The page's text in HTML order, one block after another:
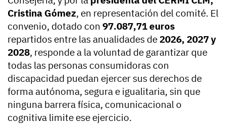
Cristina Gómez, en representación del comité. El
convenio, dotado con 97.087,71 euros
repartidos entre las anualidades de 2026, 2027 y
2028, responde a la voluntad de garantizar que
todas las personas consumidoras con
discapacidad puedan ejercer sus derechos de
forma autónoma, segura e igualitaria, sin que
ninguna barrera física, comunicacional o
cognitiva limite ese ejercicio.